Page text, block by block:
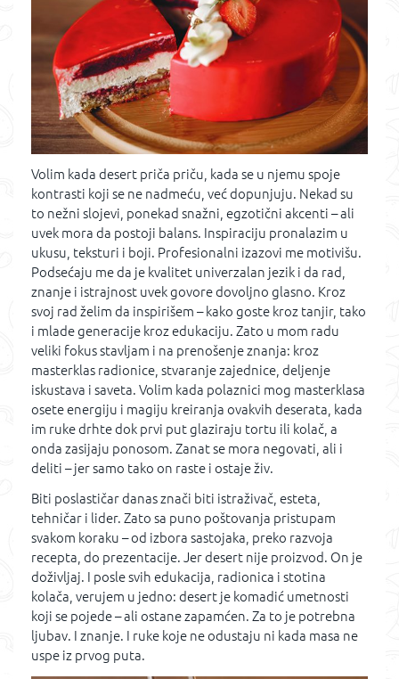
Volim kada desert priča priču, kada se u njemu spoje
kontrasti koji se ne nadmeću, već dopunjuju. Nekad su
to nežni slojevi, ponekad snažni, egzotični akcenti – ali
uvek mora da postoji balans. Inspiraciju pronalazim u
ukusu, teksturi i boji. Profesionalni izazovi me motivišu.
Podsećaju me da je kvalitet univerzalan jezik i da rad,
znanje i istrajnost uvek govore dovoljno glasno. Kroz
svoj rad želim da inspirišem – kako goste kroz tanjir, tako
i mlade generacije kroz edukaciju. Zato u mom radu
veliki fokus stavljam i na prenošenje znanja: kroz
masterklas radionice, stvaranje zajednice, deljenje
iskustava i saveta. Volim kada polaznici mog masterklasa
osete energiju i magiju kreiranja ovakvih deserata, kada
im ruke drhte dok prvi put glaziraju tortu ili kolač, a
onda zasijaju ponosom. Zanat se mora negovati, ali i
deliti – jer samo tako on raste i ostaje živ.
Biti poslastičar danas znači biti istraživač, esteta,
tehničar i lider. Zato sa puno poštovanja pristupam
svakom koraku – od izbora sastojaka, preko razvoja
recepta, do prezentacije. Jer desert nije proizvod. On je
doživljaj. I posle svih edukacija, radionica i stotina
kolača, verujem u jedno: desert je komadić umetnosti
koji se pojede – ali ostane zapamćen. Za to je potrebna
ljubav. I znanje. I ruke koje ne odustaju ni kada masa ne
uspe iz prvog puta.